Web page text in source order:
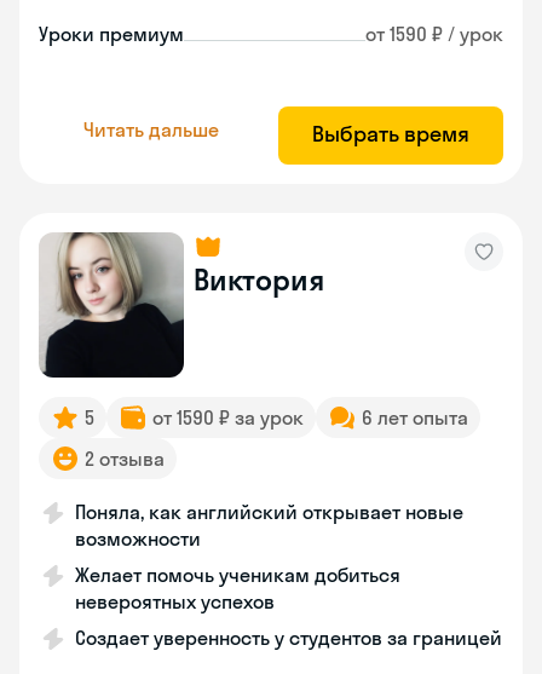
Уроки премиум от 1590 ₽ / урок
Читать дальше Выбрать время
Виктория
5 от 1590 ₽ за урок
6 лет опыта
2 отзыва
Поняла, как английский открывает новые
возможности
Желает помочь ученикам добиться
невероятных успехов
Создает уверенность у студентов за границей